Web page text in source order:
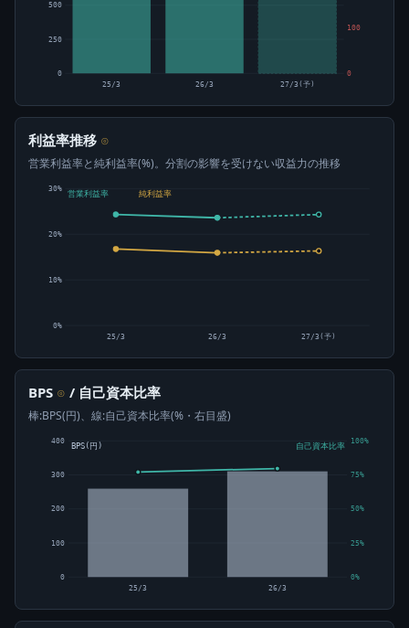
0
250
500
0
100
25/3 26/3 27/3(予)
利益率推移 ⊙
営業利益率と純利益率(%)。分割の影響を受けない収益力の推移
0%
10%
20%
30%
営業利益率 純利益率
25/3 26/3 27/3(予)
BPS ⊙ / 自己資本比率
棒:BPS(円)、線:自己資本比率(%・右目盛)
0
100
200
300
400
0%
25%
50%
75%
100%
25/3 26/3
BPS(円) 自己資本比率